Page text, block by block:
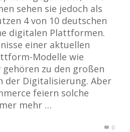
sehen sie jedoch als
4 von 10 deutschen
digitalen Plattformen.
einer aktuellen
Modelle wie
gehören zu den großen
der Digitalisierung. Aber
feiern solche
mehr …
0